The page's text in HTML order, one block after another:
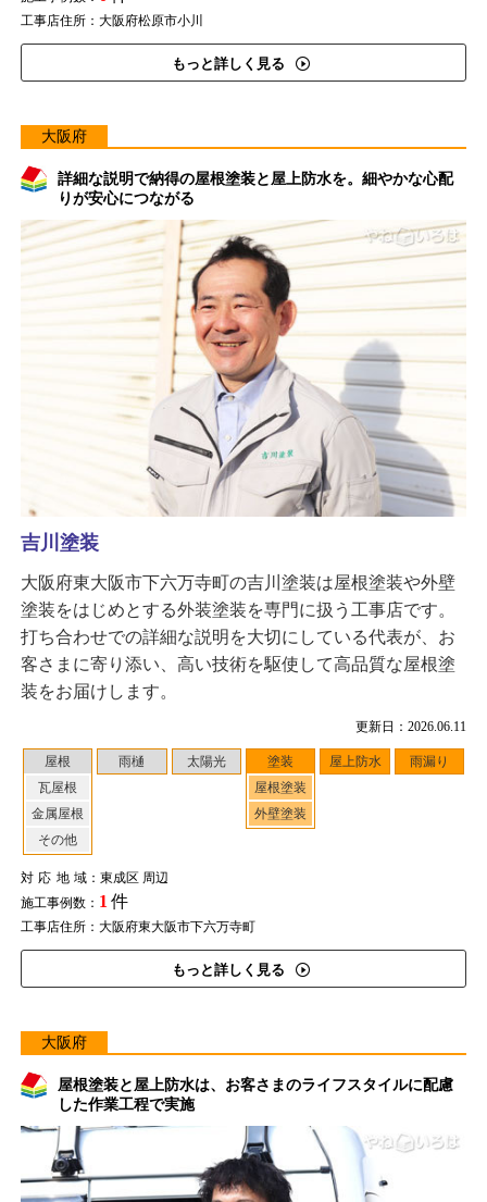
工事店住所：大阪府松原市小川
もっと詳しく見る
大阪府
詳細な説明で納得の屋根塗装と屋上防水を。細やかな心配
りが安心につながる
更新日：2026.06.11
屋根
瓦屋根
金属屋根
その他
雨樋 太陽光
塗装
屋根塗装
外壁塗装
屋上防水 雨漏り
対応地域：東成区 周辺
施工事例数： 1 件
工事店住所：大阪府東大阪市下六万寺町
もっと詳しく見る
吉川塗装
大阪府東大阪市下六万寺町の吉川塗装は屋根塗装や外壁
塗装をはじめとする外装塗装を専門に扱う工事店です。
打ち合わせでの詳細な説明を大切にしている代表が、お
客さまに寄り添い、高い技術を駆使して高品質な屋根塗
装をお届けします。
大阪府
屋根塗装と屋上防水は、お客さまのライフスタイルに配慮
した作業工程で実施